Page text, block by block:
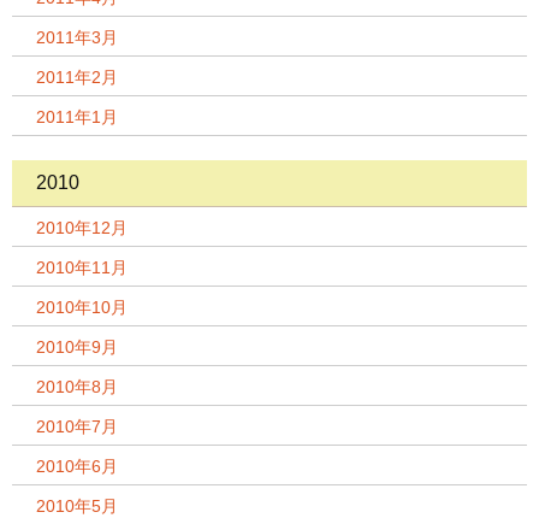
2011年3月
2011年2月
2011年1月
2010
2010年12月
2010年11月
2010年10月
2010年9月
2010年8月
2010年7月
2010年6月
2010年5月